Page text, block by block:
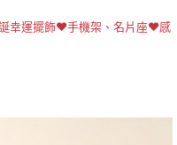
幸運擺飾❤手機架、名片座❤感